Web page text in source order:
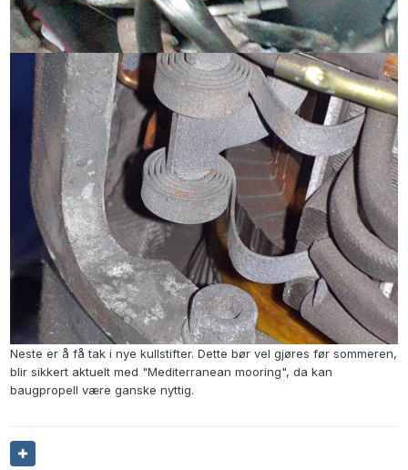
Neste er å få tak i nye kullstifter. Dette bør vel gjøres før sommeren,
blir sikkert aktuelt med "Mediterranean mooring", da kan
baugpropell være ganske nyttig.